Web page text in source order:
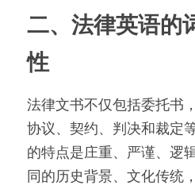
二、法律英语的
性
法律文书不仅包括委托书
协议、契约、判决和裁定
的特点是庄重、严谨、逻
同的历史背景、文化传统